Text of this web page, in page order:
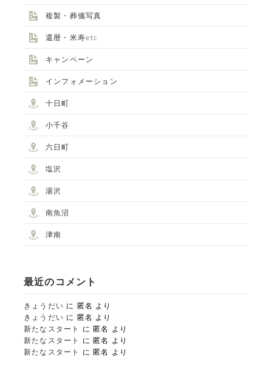
複製・葬儀写真
還暦・米寿etc
キャンペーン
インフォメーション
十日町
小千谷
六日町
塩沢
湯沢
南魚沼
津南
最近のコメント
きょうだい に 匿名 より
きょうだい に 匿名 より
新たなスタート
に 匿名
より
新たなスタート
に 匿名
より
新たなスタート
に 匿名 より